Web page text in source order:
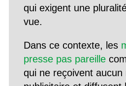
qui exigent une
vue.
Dans ce contexte, les
presse pas pareille
qui ne reçoivent aucun